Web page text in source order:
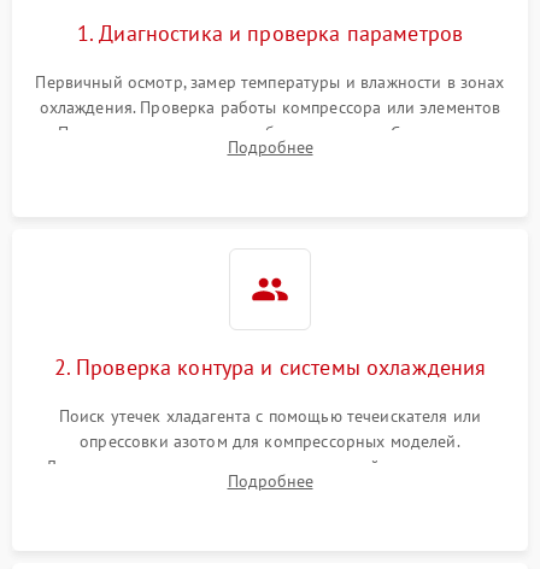
1. Диагностика и проверка параметров
Первичный осмотр, замер температуры и влажности в зонах
охлаждения. Проверка работы компрессора или элементов
Пельтье, оценка уровня вибрации и шума. Считывание
ошибок с модуля управления.
Подробнее
2. Проверка контура и системы охлаждения
Поиск утечек хладагента с помощью течеискателя или
опрессовки азотом для компрессорных моделей.
Диагностика термоэлектрических модулей, радиаторов и
кулеров на предмет перегрева или выхода из строя.
Подробнее